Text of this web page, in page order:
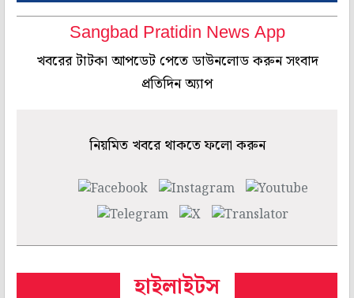
Sangbad Pratidin News App
খবরের টাটকা আপডেট পেতে ডাউনলোড করুন সংবাদ
প্রতিদিন অ্যাপ
নিয়মিত খবরে থাকতে ফলো করুন
হাইলাইটস